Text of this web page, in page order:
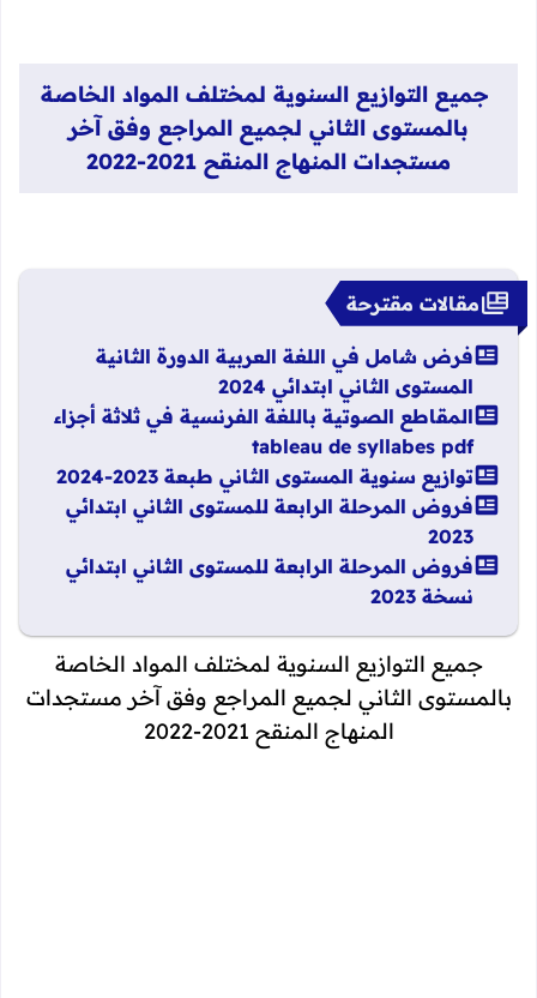
جميع التوازيع السنوية لمختلف المواد الخاصة
بالمستوى الثاني لجميع المراجع وفق آخر
مستجدات المنهاج المنقح 2021-2022
مقالات مقترحة
فرض شامل في اللغة العربية الدورة الثانية
المستوى الثاني ابتدائي 2024
المقاطع الصوتية باللغة الفرنسية في ثلاثة أجزاء
tableau de syllabes pdf
توازيع سنوية المستوى الثاني طبعة 2023-2024
فروض المرحلة الرابعة للمستوى الثاني ابتدائي
2023
فروض المرحلة الرابعة للمستوى الثاني ابتدائي
نسخة 2023
جميع التوازيع السنوية لمختلف المواد الخاصة
بالمستوى الثاني لجميع المراجع وفق آخر مستجدات
المنهاج المنقح 2021-2022